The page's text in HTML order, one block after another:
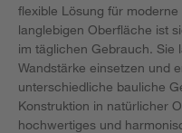
flexible Lösung für
langlebigen Oberfläche ist
im täglichen Gebrauch. Sie
Wandstärke einsetzen und
unterschiedliche bauliche
Konstruktion in natürlicher
hochwertiges und